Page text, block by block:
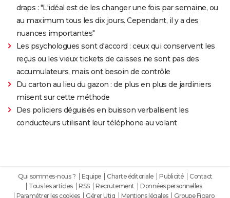
draps : "L'idéal est de les changer une fois par semaine, ou
au maximum tous les dix jours. Cependant, il y a des
nuances importantes"
Les psychologues sont d'accord : ceux qui conservent les
reçus ou les vieux tickets de caisses ne sont pas des
accumulateurs, mais ont besoin de contrôle
Du carton au lieu du gazon : de plus en plus de jardiniers
misent sur cette méthode
Des policiers déguisés en buisson verbalisent les
conducteurs utilisant leur téléphone au volant
Qui sommes-nous ? Equipe Charte éditoriale Publicité
Contact
Tous les articles
RSS Recrutement
Données personnelles
Paramétrer les cookies
Gérer Utiq Mentions légales Groupe Figaro